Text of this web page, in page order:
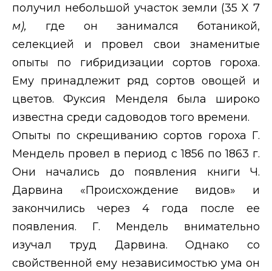
получил небольшой участок земли (35 X 7
м), где он занимался ботаникой,
селекцией и провел свои знаменитые
опыты по гибридизации сортов гороха.
Ему принадлежит ряд сортов овощей и
цветов. Фуксия Менделя была широко
известна среди садоводов того времени.
Опыты по скрещиванию сортов гороха Г.
Мендель провел в период с 1856 по 1863 г.
Они начались до появления книги Ч.
Дарвина «Происхождение видов» и
закончились через 4 года после ее
появления. Г. Мендель внимательно
изучал труд Дарвина. Однако со
свойственной ему независимостью ума он